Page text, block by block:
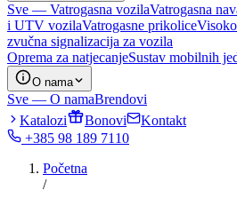
Sve — Vatrogasna vozilaVatrogasna
i UTV vozilaVatrogasne prikolice
zvučna signalizacija za vozila
Oprema za natjecanjeSustav mobilnih
O nama
Sve — O namaBrendovi
Katalozi
Bonovi
Kontakt
+385 98 189 7110
Početna
/